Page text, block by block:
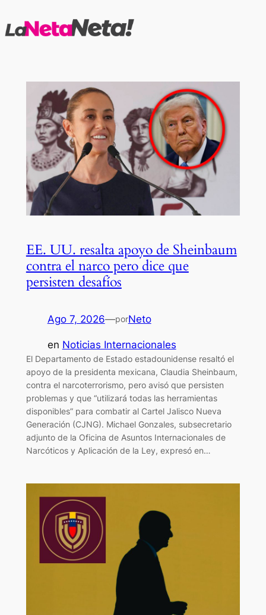
al
EE. UU. resalta apoyo de Sheinbaum
contra el narco pero dice que
persisten desafíos
Ago 7, 2026—porNeto
en Noticias Internacionales
El Departamento de Estado estadounidense resaltó el
apoyo de la presidenta mexicana, Claudia Sheinbaum,
contra el narcoterrorismo, pero avisó que persisten
problemas y que “utilizará todas las herramientas
disponibles” para combatir al Cartel Jalisco Nueva
Generación (CJNG). Michael Gonzales, subsecretario
adjunto de la Oficina de Asuntos Internacionales de
Narcóticos y Aplicación de la Ley, expresó en…